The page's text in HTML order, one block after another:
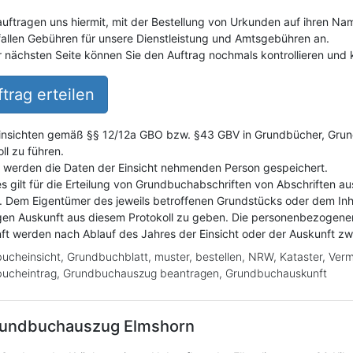
uns hiermit, mit der Bestellung von Urkunden auf ihren
Gebühren für unsere Dienstleistung und Amtsgebühren an.
nächsten Seite können Sie den Auftrag nochmals kontrollieren und
erteilen
gemäß §§ 12/12a GBO bzw. §43 GBV in Grundbücher,
zu führen.
werden die Daten der Einsicht nehmenden Person gespeichert.
gilt für die Erteilung von Grundbuchabschriften von Abschriften
Dem Eigentümer des jeweils betroffenen Grundstücks oder dem
Auskunft aus diesem Protokoll zu geben. Die
werden nach Ablauf des Jahres der Einsicht oder der Auskunft
Grundbuchblatt, muster, bestellen, NRW, Kataster,
Grundbuchauszug beantragen, Grundbuchauskunft
Elmshorn